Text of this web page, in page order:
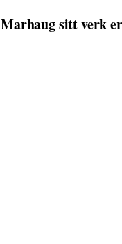
Marhaug sitt verk